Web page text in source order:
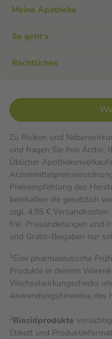
Meine Apotheke
So geht's
Rechtliches
Zu Risiken und
und fragen Sie Ihre Ärztin,
Üblicher
Preisempfehlung des
beinhalten die gesetzlich
zzgl. 4,95 €
frei. Preisänderungen und
und Gratis-Beigaben nur
1Eine pharmazeutische
Produkte in deinem
Wechselwirkungschecks
Anwendungshinweise des
2Biozidprodukte
Etikett und